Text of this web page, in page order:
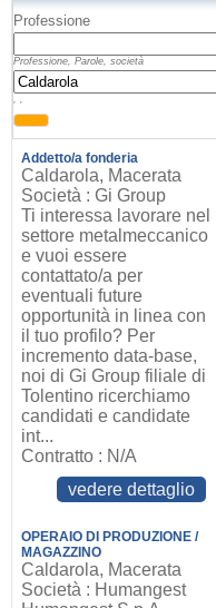
Professione
Professione, Parole, società
, ,
Addetto/a fonderia
Caldarola, Macerata
Società : Gi Group
Ti interessa lavorare nel
settore metalmeccanico
e vuoi essere
contattato/a per
eventuali future
opportunità in linea con
il tuo profilo? Per
incremento data-base,
noi di Gi Group filiale di
Tolentino ricerchiamo
candidati e candidate
int...
Contratto : N/A
vedere dettaglio
OPERAIO DI PRODUZIONE /
MAGAZZINO
Caldarola, Macerata
Società : Humangest